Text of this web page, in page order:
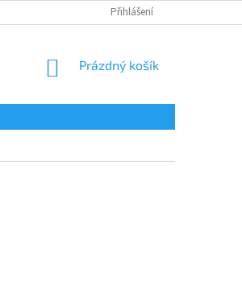
Přihlášení
NÁKUPNÍ
Prázdný košík